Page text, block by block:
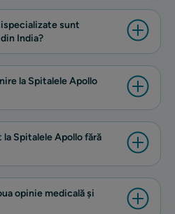
sunt
India?
la Spitalele Apollo
Spitalele Apollo fără
opinie medicală și